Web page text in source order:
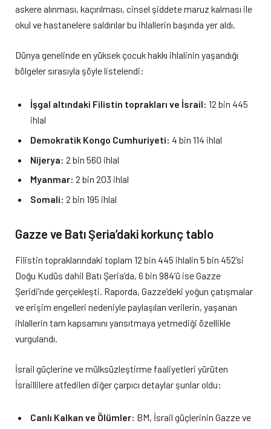
askere alınması, kaçırılması, cinsel şiddete maruz kalması ile
okul ve hastanelere saldırılar bu ihlallerin başında yer aldı.
Dünya genelinde en yüksek çocuk hakkı ihlalinin yaşandığı
bölgeler sırasıyla şöyle listelendi:
İşgal altındaki Filistin toprakları ve İsrail: 12 bin 445
ihlal
Demokratik Kongo Cumhuriyeti: 4 bin 114 ihlal
Nijerya: 2 bin 560 ihlal
Myanmar: 2 bin 203 ihlal
Somali: 2 bin 195 ihlal
Gazze ve Batı Şeria’daki korkunç tablo
Filistin topraklarındaki toplam 12 bin 445 ihlalin 5 bin 452’si
Doğu Kudüs dahil Batı Şeria’da, 6 bin 984’ü ise Gazze
Şeridi’nde gerçekleşti. Raporda, Gazze’deki yoğun çatışmalar
ve erişim engelleri nedeniyle paylaşılan verilerin, yaşanan
ihlallerin tam kapsamını yansıtmaya yetmediği özellikle
vurgulandı.
İsrail güçlerine ve mülksüzleştirme faaliyetleri yürüten
İsraillilere atfedilen diğer çarpıcı detaylar şunlar oldu:
Canlı Kalkan ve Ölümler: BM, İsrail güçlerinin Gazze ve